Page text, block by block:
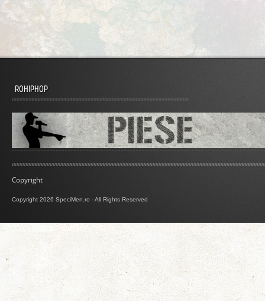
ROHIPHOP
Copyright
Copyright 2026 SpeciMen.ro - All Rights Reserved